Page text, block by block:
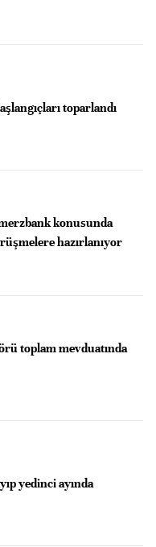
toparlandı
konusunda
hazırlanıyor
toplam mevduatında
yedinci ayında